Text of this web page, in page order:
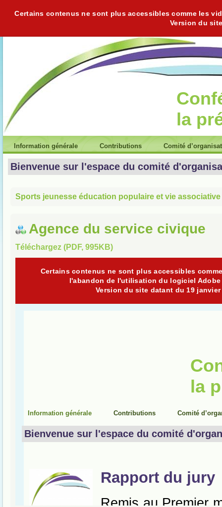
Certains contenus ne sont plus accessibles comme les
Version du
la
Information générale Contributions Comité
Bienvenue sur l'espace du comité
Sports jeunesse éducation populaire et vie associative
Agence du service civique
Téléchargez (PDF, 995KB)